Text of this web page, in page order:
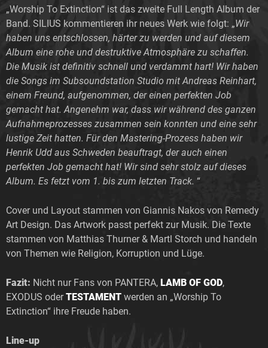
„Worship To Extinction“ ist das zweite Full Length Album der
Band. SILIUS kommentieren ihr neues Werk wie folgt: „Wir
haben uns entschlossen, härter zu werden und auf diesem
Album eine rohe und destruktive Atmosphäre zu schaffen.
Die Musik ist definitiv schnell und verdammt hart! Wir haben
die Songs im Subsoundstation Studio mit Andreas Reinhart,
einem Freund, aufgenommen, der einen perfekten Job
gemacht hat. Angenehm war, dass wir während des ganzen
Aufnahmeprozesses zusammen sein konnten und eine sehr
lustige Zeit hatten. Für den Mastering-Prozess haben wir
Henrik Udd aus Schweden beauftragt, der auch einen
perfekten Job gemacht hat! Wir sind sehr stolz auf dieses
Album. Es fetzt vom 1. bis zum letzten Track. “
Cover und Layout stammen von Giannis Nakos von Remedy
Art Design. Das Artwork passt perfekt zur Musik. Die Texte
stammen von Matthias Thurner & Martl Storch und handeln
von Themen wie Religion, Korruption und Lüge.
Fazit: Nicht nur Fans von PANTERA, LAMB OF GOD,
EXODUS oderTESTAMENT werden an „Worship To
Extinction“ ihre Freude haben.
Line-up